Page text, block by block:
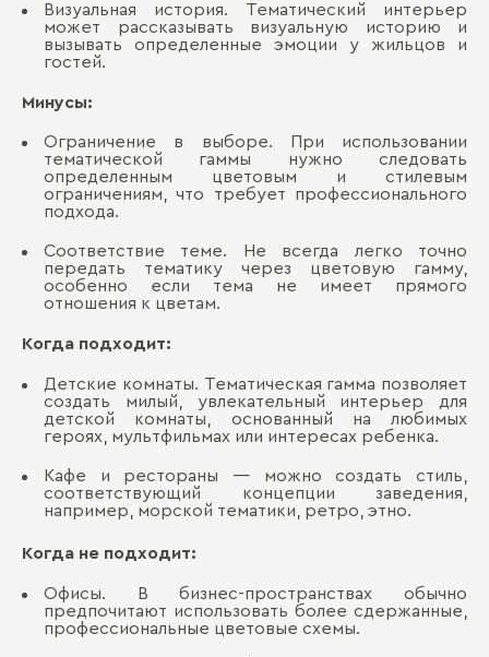
Визуальная история. Тематический интерьер
может рассказывать визуальную историю и
вызывать определенные эмоции у жильцов и
гостей.
Минусы:
Ограничение в выборе. При использовании
тематической гаммы нужно следовать
определенным цветовым и стилевым
ограничениям, что требует профессионального
подхода.
Соответствие теме. Не всегда легко точно
передать тематику через цветовую гамму,
особенно если тема не имеет прямого
отношения к цветам.
Когда подходит:
Детские комнаты. Тематическая гамма позволяет
создать милый, увлекательный интерьер для
детской комнаты, основанный на любимых
героях, мультфильмах или интересах ребенка.
Кафе и рестораны — можно создать стиль,
соответствующий концепции заведения,
например, морской тематики, ретро, этно.
Когда не подходит:
Офисы. В бизнес-пространствах обычно
предпочитают использовать более сдержанные,
профессиональные цветовые схемы.